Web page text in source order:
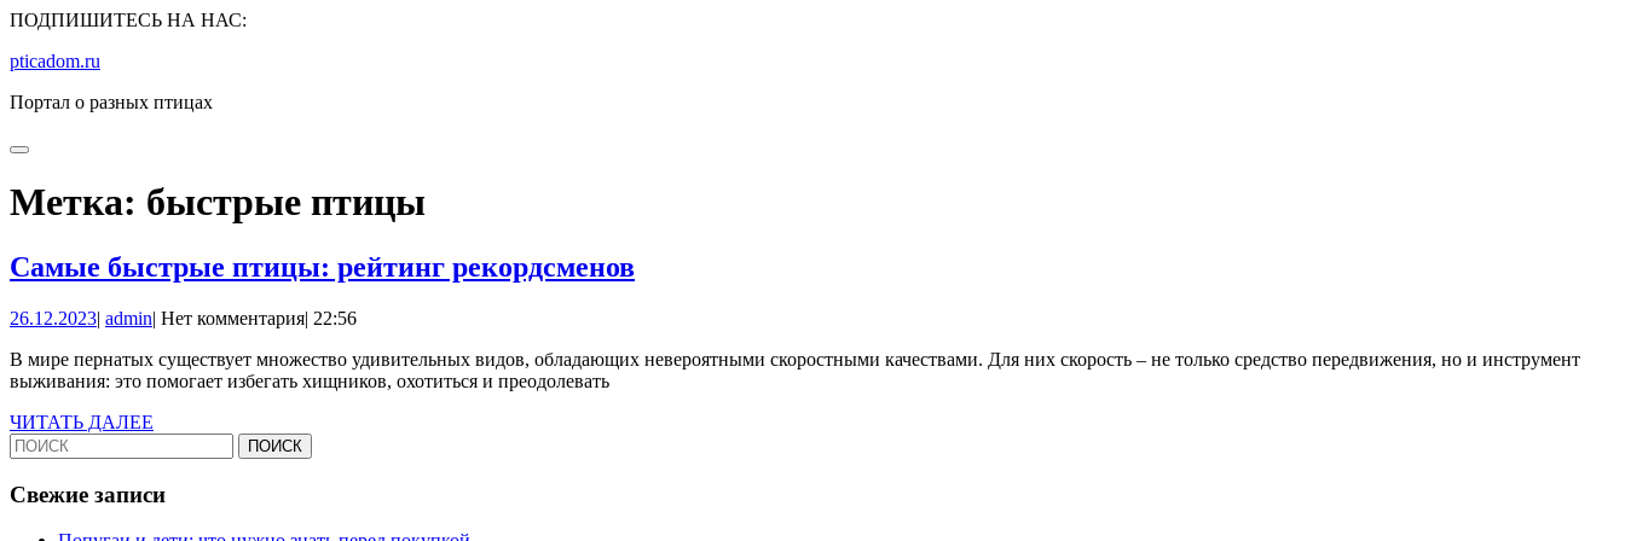
Перейти
содержимому
к
ПОДПИШИТЕСЬ НА НАС:
pticadom.ru
Портал о разных птицах
Кнопка
ЗАКРЫТЬ
Метка: быстрые птицы
Самые быстрые птицы: рейтинг рекордсменовСамые
рейтинг
26.12.202326.12.2023
| adminadmin
| Нет комментария| 22:56
В мире пернатых существует множество удивительных видов, обладающих невероятными скоростными качествами. Для них скорость – не только средство передвижения, но и инструмент
выживания: это помогает избегать хищников, охотиться и преодолевать
ЧИТАТЬ ДАЛЕЕ
Найти:
Свежие записи